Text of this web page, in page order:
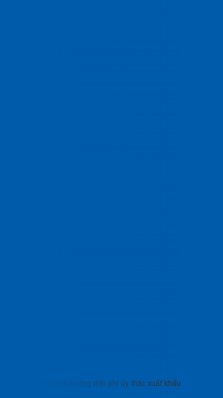
Yếu tố ảnh hưởng đến phí ủy thác xuất khẩu